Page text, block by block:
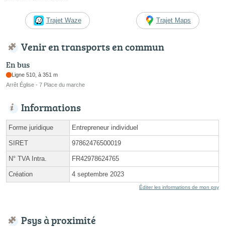
Trajet Waze Trajet Maps
Venir en transports en commun
En bus
Ligne 510, à 351 m
Arrêt Église - 7 Place du marche
Informations
Forme juridique Entrepreneur individuel
SIRET 97862476500019
N° TVA Intra. FR42978624765
Création 4 septembre 2023
Éditer les informations de mon psy
Psys à proximité